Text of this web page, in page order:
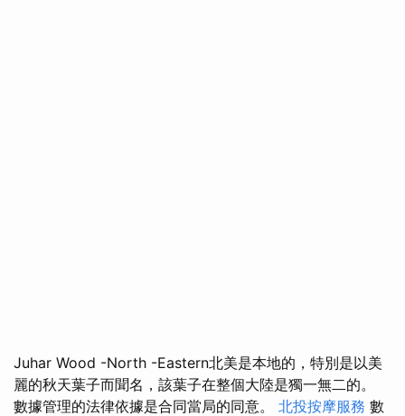
Juhar Wood -North -Eastern北美是本地的，特別是以美
麗的秋天葉子而聞名，該葉子在整個大陸是獨一無二的。
數據管理的法律依據是合同當局的同意。 北投按摩服務 數